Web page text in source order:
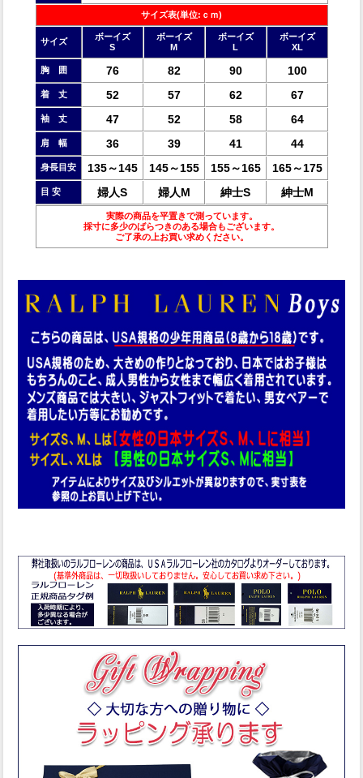
サイズ表(単位:ｃｍ)
サイズ
ボーイズ
S
ボーイズ
M
ボーイズ
L
ボーイズ
XL
胸 囲 76 82 90 100
着 丈 52 57 62 67
袖 丈 47 52 58 64
肩 幅 36 39 41 44
身長目安 135～145 145～155 155～165 165～175
目 安 婦人S 婦人M 紳士S 紳士M
実際の商品を平置きで測っています。
採寸に多少のばらつきのある場合もございます。
ご了承の上お買い求めください。